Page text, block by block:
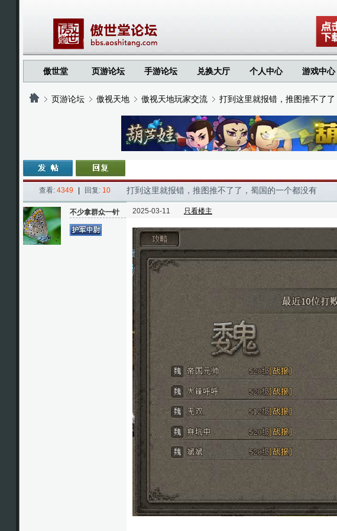
傲世堂 页游论坛 手游论坛 兑换大厅 个人中心 游戏中心
页游论坛 傲视天地
›
傲视天地玩家交流
›
打到这里就报错，推图推不了
查看: 4349 回复: 10 打到这里就报错，推图推不了了，蜀国的一个都没有
不少拿群众一针 2025-03-11 只看楼主